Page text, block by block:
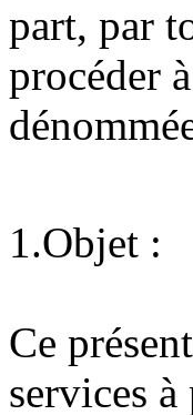
part, par
procéder
1.Objet :
Ce
services